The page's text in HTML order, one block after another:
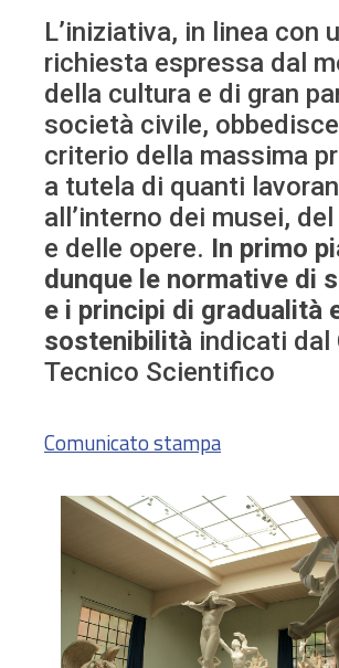
L’iniziativa, in linea con
richiesta espressa dal
della cultura e di gran
società civile, obbedisce
criterio della massima
a tutela di quanti
all’interno dei musei,
e delle opere. In primo
dunque le normative di
e i principi di gradualità
sostenibilità indicati dal
Tecnico Scientifico
Comunicato stampa